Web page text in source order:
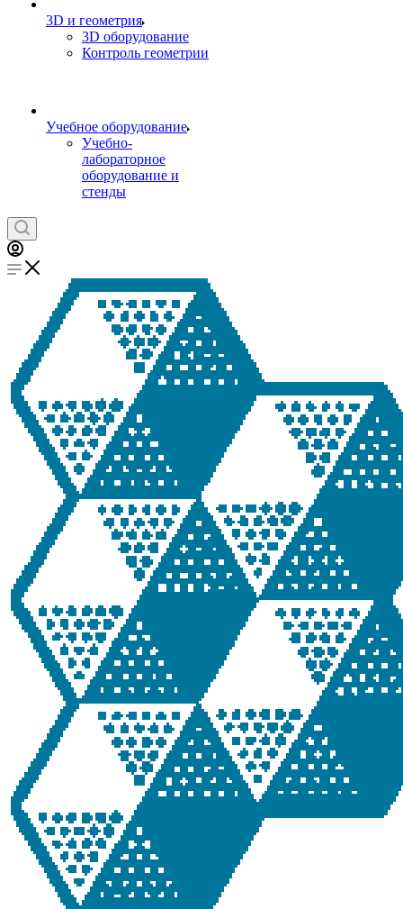
3D и геометрия
3D оборудование
Контроль геометрии
Учебное оборудование
Учебно-
лабораторное
оборудование и
стенды